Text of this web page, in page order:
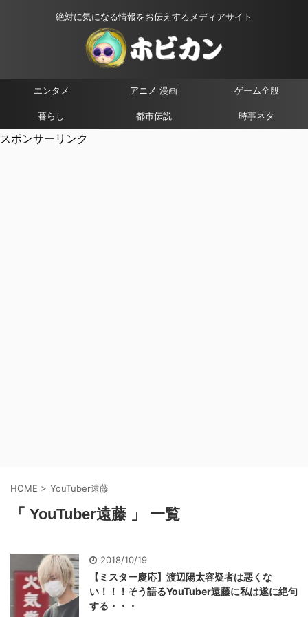
絶対に気になる情報をお伝えするメディアサイト
エンタメ アニメ 漫画 ゲーム全般
暮らし 都市伝説 時事ネタ
スポンサーリンク
HOME > YouTuber遠藤
「 YouTuber遠藤 」 一覧
2018/10/19
【ミスター慶応】渡辺陽太容疑者は悪くな
い！！！そう語るYouTuber遠藤に私は遂に絶句
する・・・